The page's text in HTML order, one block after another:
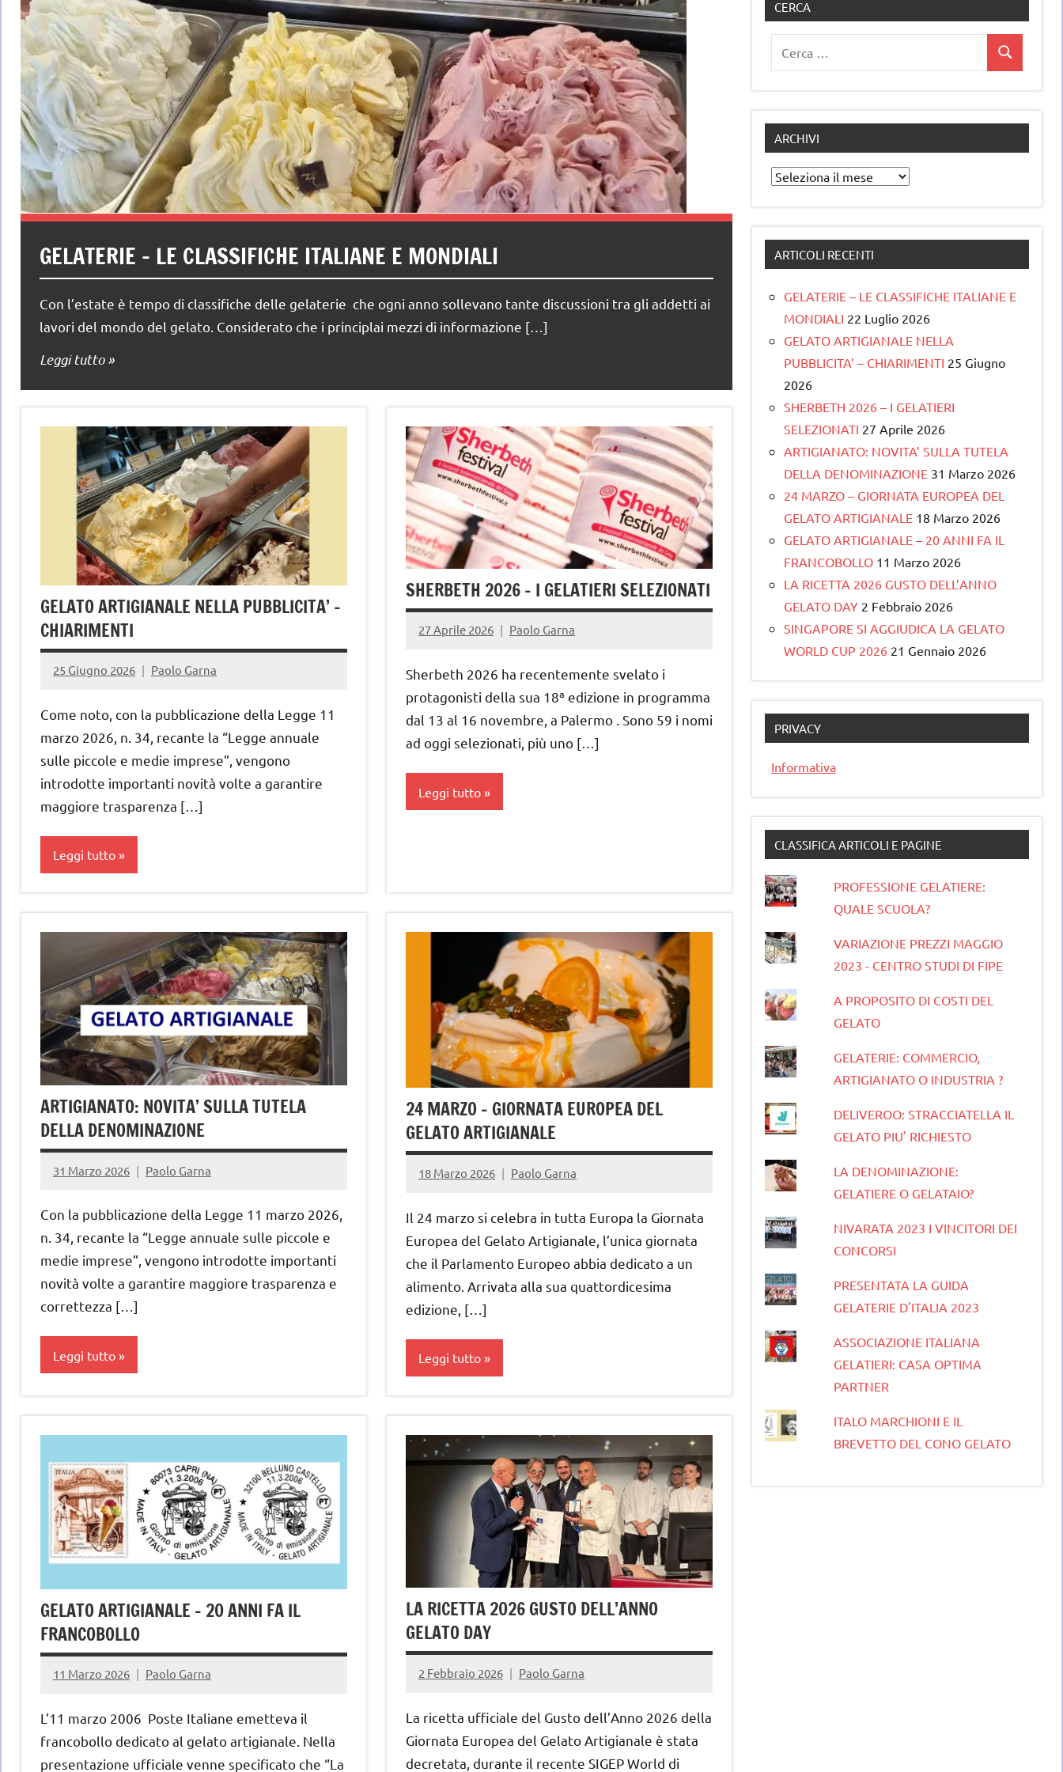
GELATERIE – LE CLASSIFICHE ITALIANE E MONDIALI
Con l’estate è tempo di classifiche delle gelaterie che ogni anno sollevano tante discussioni tra gli addetti ai
lavori del mondo del gelato. Considerato che i principlai mezzi di informazione […]
Leggi tutto
GELATO ARTIGIANALE NELLA PUBBLICITA’ –
CHIARIMENTI
25 Giugno 2026 Paolo Garna
Come noto, con la pubblicazione della Legge 11
marzo 2026, n. 34, recante la “Legge annuale
sulle piccole e medie imprese”, vengono
introdotte importanti novità volte a garantire
maggiore trasparenza […]
Leggi tutto
gelatieri
gelato
gelato
artigianale
SHERBETH 2026 – I GELATIERI SELEZIONATI
27 Aprile 2026 Paolo Garna
Sherbeth 2026 ha recentemente svelato i
protagonisti della sua 18ª edizione in programma
dal 13 al 16 novembre, a Palermo . Sono 59 i nomi
ad oggi selezionati, più uno […]
Leggi tutto
artigianale
ARTIGIANATO: NOVITA’ SULLA TUTELA
DELLA DENOMINAZIONE
31 Marzo 2026 Paolo Garna
Con la pubblicazione della Legge 11 marzo 2026,
n. 34, recante la “Legge annuale sulle piccole e
medie imprese”, vengono introdotte importanti
novità volte a garantire maggiore trasparenza e
correttezza […]
Leggi tutto
gelateria
gelatieri
gelato
gelato
artigianale
24 MARZO – GIORNATA EUROPEA DEL
GELATO ARTIGIANALE
18 Marzo 2026 Paolo Garna
Il 24 marzo si celebra in tutta Europa la Giornata
Europea del Gelato Artigianale, l’unica giornata
che il Parlamento Europeo abbia dedicato a un
alimento. Arrivata alla sua quattordicesima
edizione, […]
Leggi tutto
gelateria
gelatieri
artigianale
GELATO ARTIGIANALE – 20 ANNI FA IL
FRANCOBOLLO
11 Marzo 2026 Paolo Garna
L’11 marzo 2006 Poste Italiane emetteva il
francobollo dedicato al gelato artigianale. Nella
presentazione ufficiale venne specificato che “La
LA RICETTA 2026 GUSTO DELL’ANNO
GELATO DAY
2 Febbraio 2026 Paolo Garna
La ricetta ufficiale del Gusto dell’Anno 2026 della
Giornata Europea del Gelato Artigianale è stata
decretata, durante il recente SIGEP World di
CERCA
Cerca
ARCHIVI
Archivi
ARTICOLI RECENTI
GELATERIE – LE CLASSIFICHE ITALIANE E
MONDIALI 22 Luglio 2026
GELATO ARTIGIANALE NELLA
PUBBLICITA’ – CHIARIMENTI 25 Giugno
2026
SHERBETH 2026 – I GELATIERI
SELEZIONATI 27 Aprile 2026
ARTIGIANATO: NOVITA’ SULLA TUTELA
DELLA DENOMINAZIONE 31 Marzo 2026
24 MARZO – GIORNATA EUROPEA DEL
GELATO ARTIGIANALE 18 Marzo 2026
GELATO ARTIGIANALE – 20 ANNI FA IL
FRANCOBOLLO 11 Marzo 2026
LA RICETTA 2026 GUSTO DELL’ANNO
GELATO DAY 2 Febbraio 2026
SINGAPORE SI AGGIUDICA LA GELATO
WORLD CUP 2026 21 Gennaio 2026
PRIVACY
Informativa
CLASSIFICA ARTICOLI E PAGINE
PROFESSIONE GELATIERE:
QUALE SCUOLA?
VARIAZIONE PREZZI MAGGIO
2023 - CENTRO STUDI DI FIPE
A PROPOSITO DI COSTI DEL
GELATO
GELATERIE: COMMERCIO,
ARTIGIANATO O INDUSTRIA ?
DELIVEROO: STRACCIATELLA IL
GELATO PIU' RICHIESTO
LA DENOMINAZIONE:
GELATIERE O GELATAIO?
NIVARATA 2023 I VINCITORI DEI
CONCORSI
PRESENTATA LA GUIDA
GELATERIE D'ITALIA 2023
ASSOCIAZIONE ITALIANA
GELATIERI: CASA OPTIMA
PARTNER
ITALO MARCHIONI E IL
BREVETTO DEL CONO GELATO